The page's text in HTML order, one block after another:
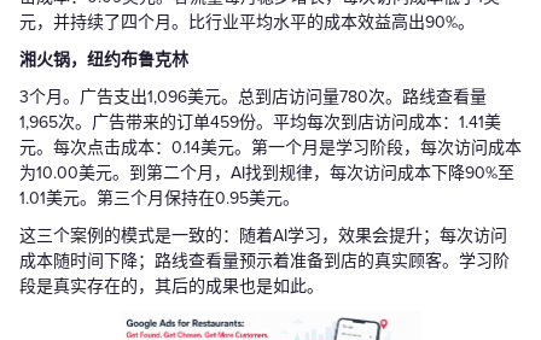
元，并持续了四个月。比行业平均水平的成本效益高出90%。
湘火锅，纽约布鲁克林
3个月。广告支出1,096美元。总到店访问量780次。路线查看量
1,965次。广告带来的订单459份。平均每次到店访问成本：1.41美
元。每次点击成本：0.14美元。第一个月是学习阶段，每次访问成本
为10.00美元。到第二个月，AI找到规律，每次访问成本下降90%至
1.01美元。第三个月保持在0.95美元。
这三个案例的模式是一致的：随着AI学习，效果会提升；每次访问
成本随时间下降；路线查看量预示着准备到店的真实顾客。学习阶
段是真实存在的，其后的成果也是如此。